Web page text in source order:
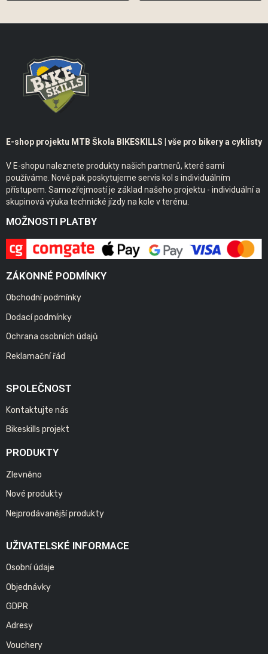
E-shop projektu MTB Škola BIKESKILLS | vše pro bikery a cyklisty
V E-shopu naleznete produkty našich partnerů, které sami
používáme. Nově pak poskytujeme servis kol s individuálním
přístupem. Samozřejmostí je základ našeho projektu - individuální a
skupinová výuka technické jízdy na kole v terénu.
MOŽNOSTI PLATBY
ZÁKONNÉ PODMÍNKY
Obchodní podmínky
Dodací podmínky
Ochrana osobních údajů
Reklamační řád
SPOLEČNOST
Kontaktujte nás
Bikeskills projekt
PRODUKTY
Zlevněno
Nové produkty
Nejprodávanější produkty
UŽIVATELSKÉ INFORMACE
Osobní údaje
Objednávky
GDPR
Adresy
Vouchery